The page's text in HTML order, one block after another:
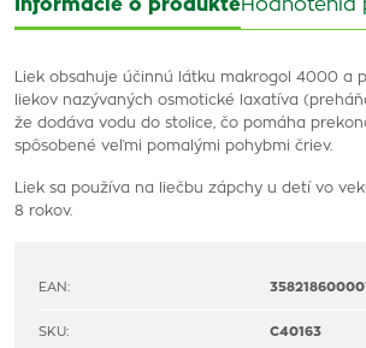
Informácie o produkteHodnotenia
Liek obsahuje účinnú látku makrogol 4000 a
liekov nazývaných osmotické laxatíva
že dodáva vodu do stolice, čo pomáha
spôsobené veľmi pomalými pohybmi čriev.
Liek sa používa na liečbu zápchy u detí vo
8 rokov.
EAN:
SKU: C40163